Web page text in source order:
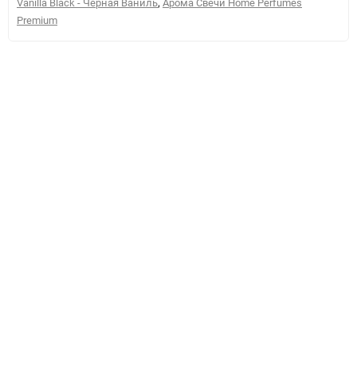
Vanilla Black - Чёрная Ваниль Арома Свечи Home Perfumes
Premium